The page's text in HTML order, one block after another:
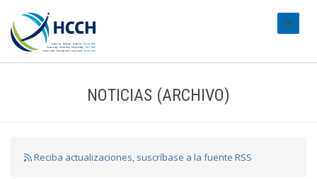
NOTICIAS (ARCHIVO)
Reciba actualizaciones, suscríbase a la fuente RSS